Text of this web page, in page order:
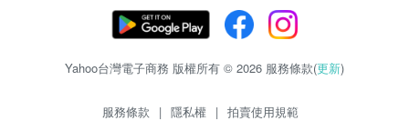
Yahoo台灣電子商務 版權所有 © 2026 服務條款(更新)
服務條款 | 隱私權 | 拍賣使用規範